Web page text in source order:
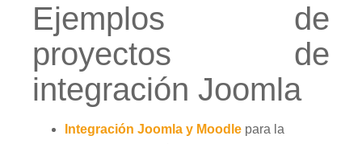
Ejemplos de
proyectos de
integración Joomla
Integración Joomla y Moodle para la